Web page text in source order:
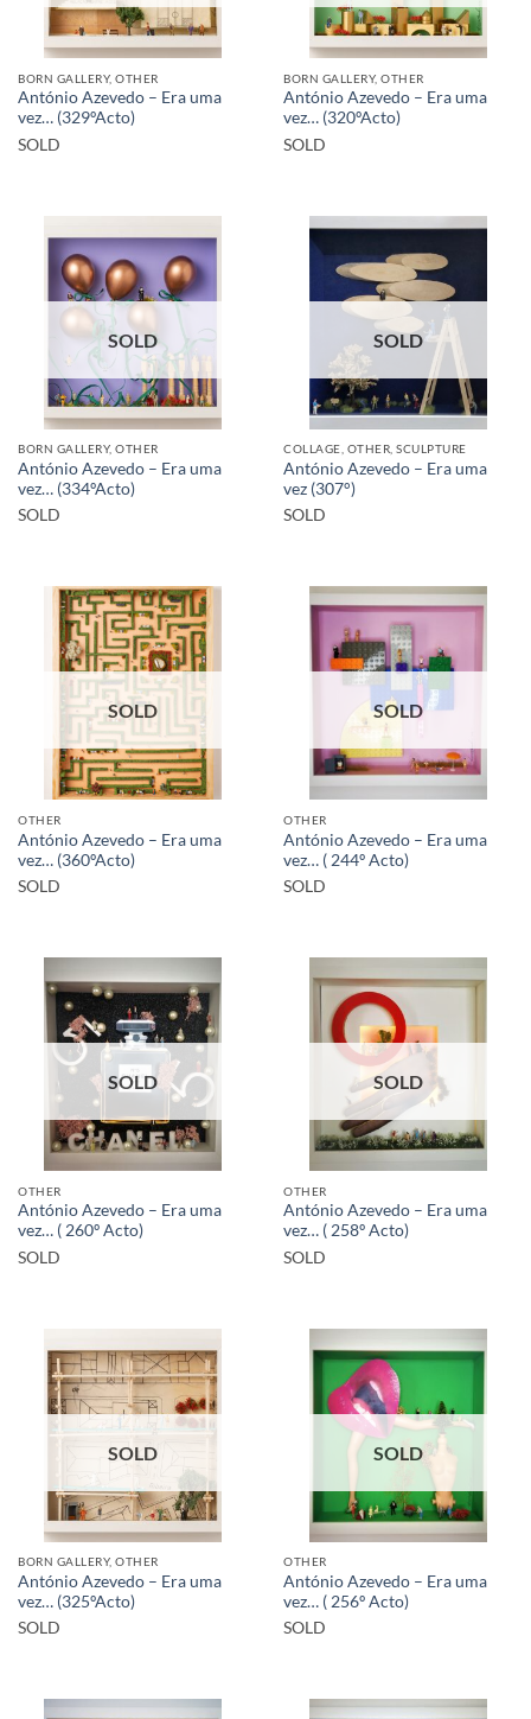
BORN GALLERY, OTHER
António Azevedo – Era uma
vez… (329ºActo)
SOLD
BORN GALLERY, OTHER
António Azevedo – Era uma
vez… (320ºActo)
SOLD
SOLD
BORN GALLERY, OTHER
António Azevedo – Era uma
vez… (334ºActo)
SOLD
SOLD
COLLAGE, OTHER, SCULPTURE
António Azevedo – Era uma
vez (307°)
SOLD
SOLD
OTHER
António Azevedo – Era uma
vez… (360ºActo)
SOLD
SOLD
OTHER
António Azevedo – Era uma
vez… ( 244º Acto)
SOLD
SOLD
OTHER
António Azevedo – Era uma
vez… ( 260º Acto)
SOLD
SOLD
OTHER
António Azevedo – Era uma
vez… ( 258º Acto)
SOLD
SOLD
BORN GALLERY, OTHER
António Azevedo – Era uma
vez… (325ºActo)
SOLD
SOLD
OTHER
António Azevedo – Era uma
vez… ( 256º Acto)
SOLD